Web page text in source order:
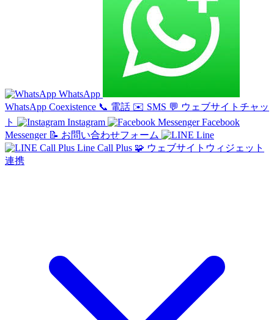
WhatsApp
WhatsApp Coexistence 📞 電話 ✉️ SMS 💬 ウェブサイトチャッ
ト
Instagram
Facebook
Messenger 📝 お問い合わせフォーム
Line
Line Call Plus 🧩 ウェブサイトウィジェット
連携